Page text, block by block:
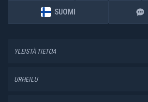
SUOMI
YLEISTÄ TIETOA
URHEILU